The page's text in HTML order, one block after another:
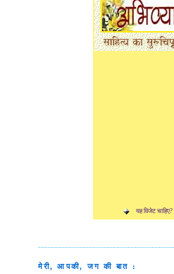
यह विजेट चाहिए?
मेरी, आपकी, जग की बात :